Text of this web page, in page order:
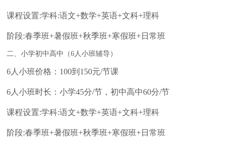
课程设置:学科:语文+数学+英语+文科+理科
阶段:春季班+暑假班+秋季班+寒假班+日常班
二、小学初中高中（6人小班辅导）
6人小班价格：100到150元/节课
6人小班时长：小学45分/节，初中高中60分/节
课程设置:学科:语文+数学+英语+文科+理科
阶段:春季班+暑假班+秋季班+寒假班+日常班